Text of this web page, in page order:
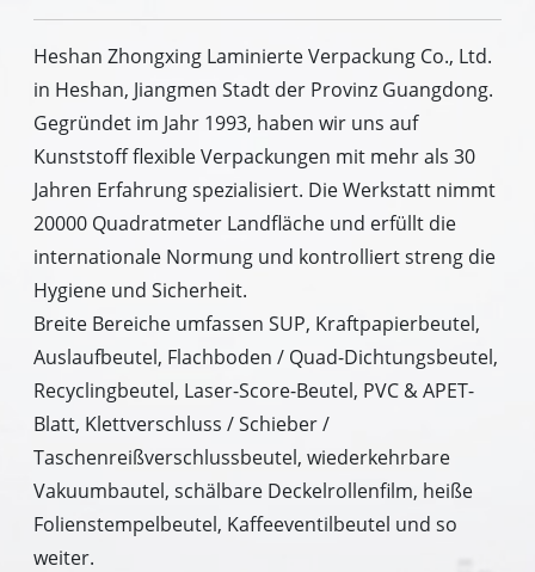
Heshan Zhongxing Laminierte Verpackung Co., Ltd.
in Heshan, Jiangmen Stadt der Provinz Guangdong.
Gegründet im Jahr 1993, haben wir uns auf
Kunststoff flexible Verpackungen mit mehr als 30
Jahren Erfahrung spezialisiert. Die Werkstatt nimmt
20000 Quadratmeter Landfläche und erfüllt die
internationale Normung und kontrolliert streng die
Hygiene und Sicherheit.
Breite Bereiche umfassen SUP, Kraftpapierbeutel,
Auslaufbeutel, Flachboden / Quad-Dichtungsbeutel,
Recyclingbeutel, Laser-Score-Beutel, PVC & APET-
Blatt, Klettverschluss / Schieber /
Taschenreißverschlussbeutel, wiederkehrbare
Vakuumbautel, schälbare Deckelrollenfilm, heiße
Folienstempelbeutel, Kaffeeventilbeutel und so
weiter.